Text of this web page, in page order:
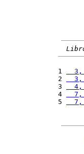
1
3,
2
3,
3
4,
4
7,
5
7,